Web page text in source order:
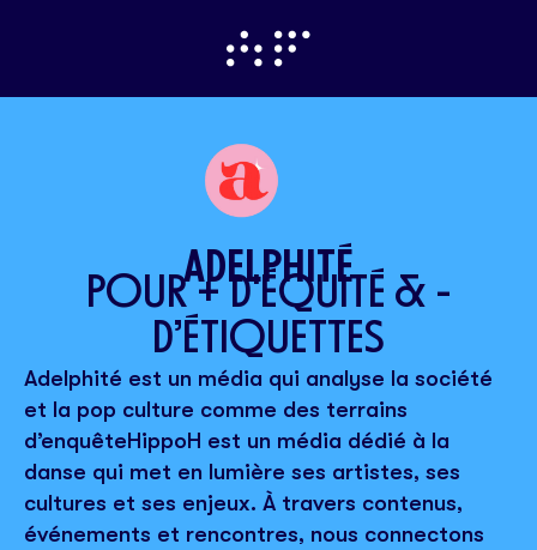
ADELPHITÉ
POUR + D'ÉQUITÉ & -
D’ÉTIQUETTES
Adelphité est un média qui analyse la société
et la pop culture comme des terrains
d’enquêteHippoH est un média dédié à la
danse qui met en lumière ses artistes, ses
cultures et ses enjeux. À travers contenus,
événements et rencontres, nous connectons